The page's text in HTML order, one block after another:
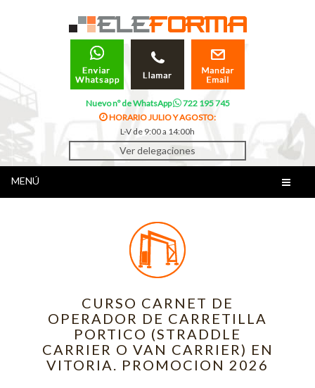
Nuevo nº de WhatsApp
722 195 745
HORARIO JULIO Y AGOSTO:
L-V de 9:00 a 14:00h
Ver delegaciones
MENÚ
CURSO CARNET DE
OPERADOR DE CARRETILLA
PORTICO (STRADDLE
CARRIER O VAN CARRIER) EN
VITORIA. PROMOCION 2026